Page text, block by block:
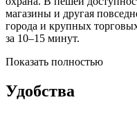
магазины и другая
города и крупных
за 10–15 минут.
Показать полностью
Удобства